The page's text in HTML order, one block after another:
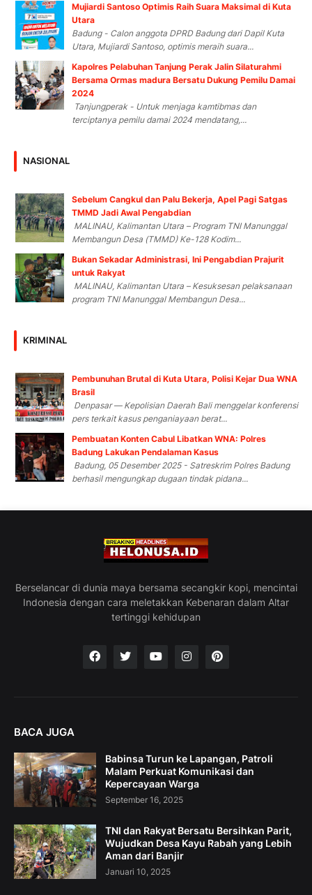
Mujiardi Santoso Optimis Raih Suara Maksimal di Kuta
Utara
Badung - Calon anggota DPRD Badung dari Dapil Kuta
Utara, Mujiardi Santoso, optimis meraih suara...
Kapolres Pelabuhan Tanjung Perak Jalin Silaturahmi
Bersama Ormas madura Bersatu Dukung Pemilu Damai
2024
Tanjungperak - Untuk menjaga kamtibmas dan
terciptanya pemilu damai 2024 mendatang,...
NASIONAL
Sebelum Cangkul dan Palu Bekerja, Apel Pagi Satgas
TMMD Jadi Awal Pengabdian
MALINAU, Kalimantan Utara – Program TNI Manunggal
Membangun Desa (TMMD) Ke-128 Kodim...
Bukan Sekadar Administrasi, Ini Pengabdian Prajurit
untuk Rakyat
MALINAU, Kalimantan Utara – Kesuksesan pelaksanaan
program TNI Manunggal Membangun Desa...
KRIMINAL
Pembunuhan Brutal di Kuta Utara, Polisi Kejar Dua WNA
Brasil
Denpasar — Kepolisian Daerah Bali menggelar konferensi
pers terkait kasus penganiayaan berat...
Pembuatan Konten Cabul Libatkan WNA: Polres
Badung Lakukan Pendalaman Kasus
Badung, 05 Desember 2025 - Satreskrim Polres Badung
berhasil mengungkap dugaan tindak pidana...
Berselancar di dunia maya bersama secangkir kopi, mencintai
Indonesia dengan cara meletakkan Kebenaran dalam Altar
tertinggi kehidupan
BACA JUGA
Babinsa Turun ke Lapangan, Patroli
Malam Perkuat Komunikasi dan
Kepercayaan Warga
September 16, 2025
TNI dan Rakyat Bersatu Bersihkan Parit,
Wujudkan Desa Kayu Rabah yang Lebih
Aman dari Banjir
Januari 10, 2025